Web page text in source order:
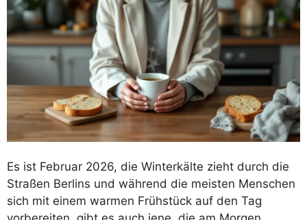
Es ist Februar 2026, die Winterkälte zieht durch die
Straßen Berlins und während die meisten Menschen
sich mit einem warmen Frühstück auf den Tag